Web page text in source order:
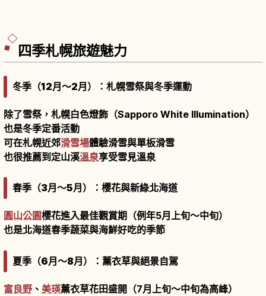
四季札幌旅遊魅力
冬季（12月～2月）：札幌雪祭與冬季運動
除了雪祭，札幌白色燈飾（Sapporo White Illumination）
也是冬季定番活動
可在札幌近郊滑雪場體驗滑雪與單板滑雪
也很推薦到定山溪溫泉享受雪見溫泉
春季（3月～5月）：櫻花與新綠北海道
圓山公園櫻花進入最佳觀賞期（例年5月上旬～中旬）
也是北海道春季蔬菜與海鮮好吃的季節
夏季（6月～8月）：薰衣草與絕景自駕
富良野 、 美瑛薰衣草花田盛開（7月上旬～中旬為高峰）